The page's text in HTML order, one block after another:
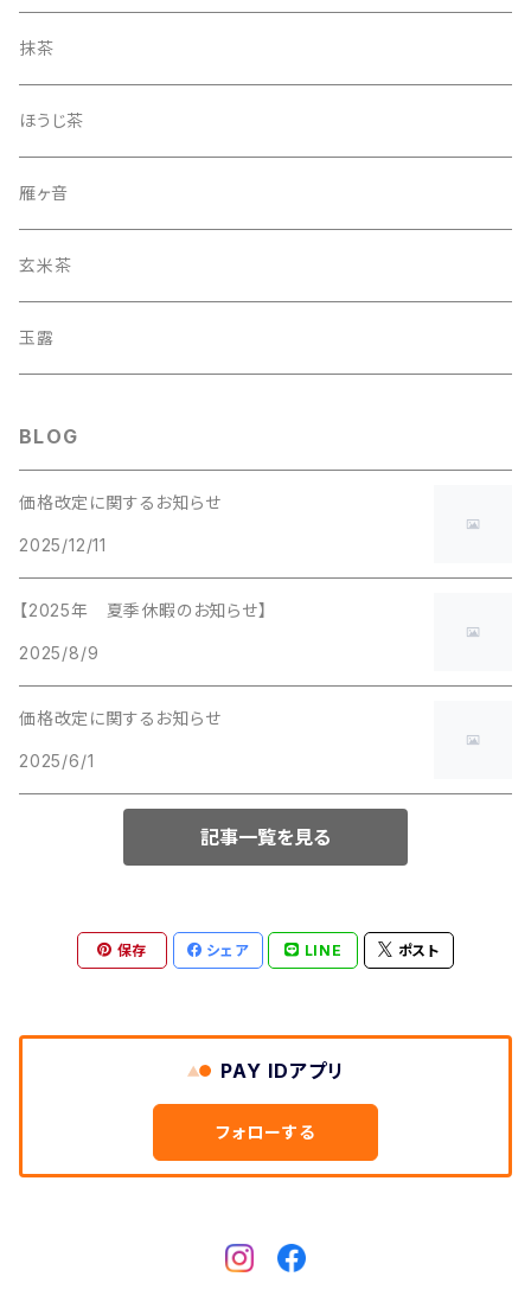
抹茶
ほうじ茶
雁ヶ音
玄米茶
玉露
BLOG
価格改定に関するお知らせ
2025/12/11
【2025年 夏季休暇のお知らせ】
2025/8/9
価格改定に関するお知らせ
2025/6/1
記事一覧を見る
保存 シェア LINE ポスト
PAY IDアプリ
フォローする